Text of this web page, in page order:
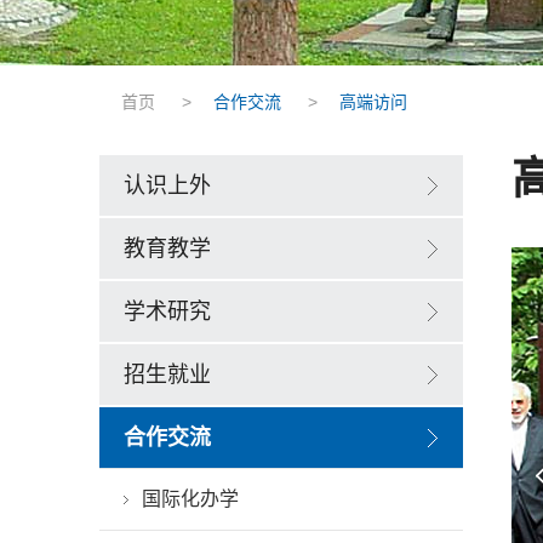
首页 > 合作交流 > 高端访问
认识上外
教育教学
学术研究
招生就业
合作交流
国际化办学